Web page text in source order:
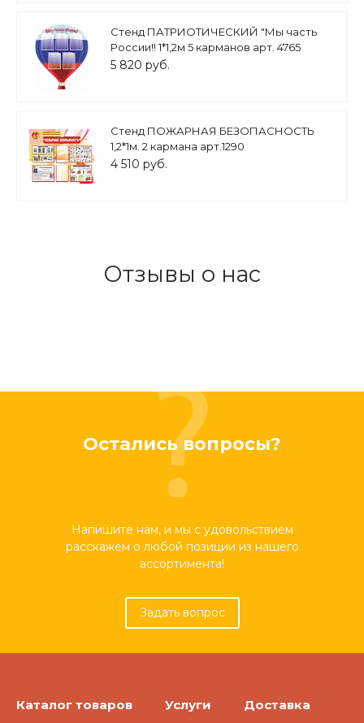
Стенд ПАТРИОТИЧЕСКИЙ "Мы часть
России!! 1*1,2м 5 карманов арт. 4765
5 820 руб.
Стенд ПОЖАРНАЯ БЕЗОПАСНОСТЬ
1,2*1м. 2 кармана арт.1290
4 510 руб.
Отзывы о нас
Остались вопросы?
Напишите нам, и мы с удовольствием
расскажем о любой позиции из нашего
ассортимента!
Задать вопрос
Каталог товаров Услуги Доставка